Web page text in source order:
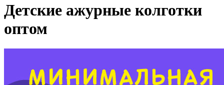
Детские ажурные колготки
оптом